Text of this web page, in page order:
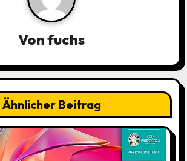
Vonfuchs
Ähnlicher Beitrag